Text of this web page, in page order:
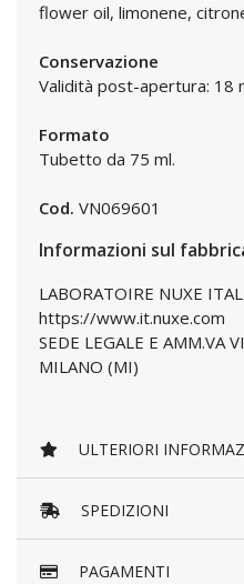
flower oil, limonene,
Conservazione
Validità post-apertura: 18
Formato
Tubetto da 75 ml.
Cod. VN069601
Informazioni sul
LABORATOIRE NUXE
https://www.it.nuxe.com
SEDE LEGALE E AMM.VA
MILANO (MI)
ULTERIORI
SPEDIZIONI
PAGAMENTI